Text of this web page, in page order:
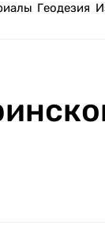
Геодезия